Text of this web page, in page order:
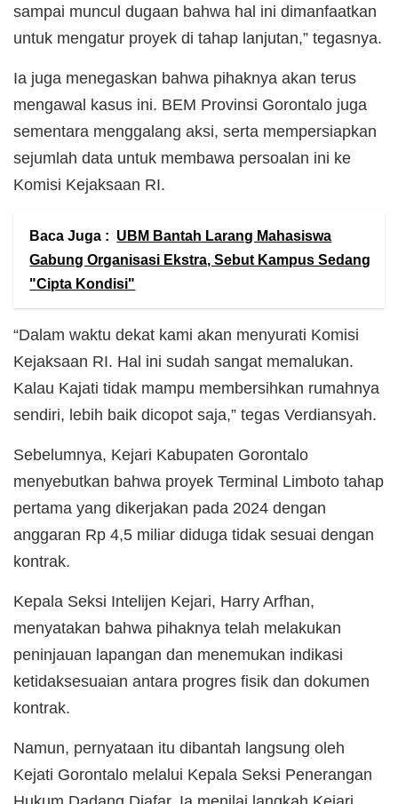
sampai muncul dugaan bahwa hal ini dimanfaatkan
untuk mengatur proyek di tahap lanjutan,” tegasnya.
Ia juga menegaskan bahwa pihaknya akan terus
mengawal kasus ini. BEM Provinsi Gorontalo juga
sementara menggalang aksi, serta mempersiapkan
sejumlah data untuk membawa persoalan ini ke
Komisi Kejaksaan RI.
Baca Juga : UBM Bantah Larang Mahasiswa
Gabung Organisasi Ekstra, Sebut Kampus Sedang
"Cipta Kondisi"
“Dalam waktu dekat kami akan menyurati Komisi
Kejaksaan RI. Hal ini sudah sangat memalukan.
Kalau Kajati tidak mampu membersihkan rumahnya
sendiri, lebih baik dicopot saja,” tegas Verdiansyah.
Sebelumnya, Kejari Kabupaten Gorontalo
menyebutkan bahwa proyek Terminal Limboto tahap
pertama yang dikerjakan pada 2024 dengan
anggaran Rp 4,5 miliar diduga tidak sesuai dengan
kontrak.
Kepala Seksi Intelijen Kejari, Harry Arfhan,
menyatakan bahwa pihaknya telah melakukan
peninjauan lapangan dan menemukan indikasi
ketidaksesuaian antara progres fisik dan dokumen
kontrak.
Namun, pernyataan itu dibantah langsung oleh
Kejati Gorontalo melalui Kepala Seksi Penerangan